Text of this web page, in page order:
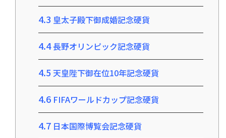
4.3 皇太子殿下御成婚記念硬貨
4.4長野オリンピック記念硬貨
4.5 天皇陛下御在位10年記念硬貨
4.6 FIFAワールドカップ記念硬貨
4.7 日本国際博覧会記念硬貨